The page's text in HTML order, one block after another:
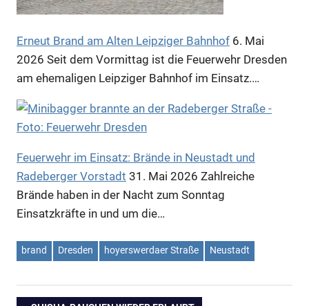
Anzeige
Anzeige
Anzeige
Erneut Brand am Alten Leipziger Bahnhof 6. Mai
2026 Seit dem Vormittag ist die Feuerwehr Dresden
am ehemaligen Leipziger Bahnhof im Einsatz.…
Feuerwehr im Einsatz: Brände in Neustadt und
Radeberger Vorstadt 31. Mai 2026 Zahlreiche
Brände haben in der Nacht zum Sonntag
Einsatzkräfte in und um die…
brand Dresden hoyerswerdaer Straße Neustadt